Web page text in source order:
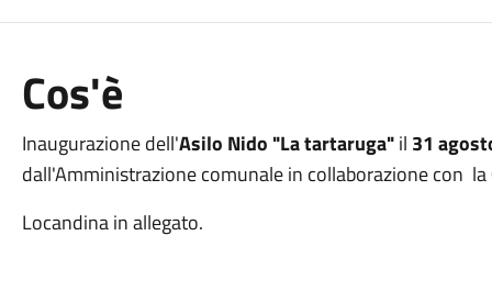
Cos'è
Inaugurazione dell'Asilo Nido "La tartaruga"il 31
dall'Amministrazione comunale in collaborazione con la
Locandina in allegato.